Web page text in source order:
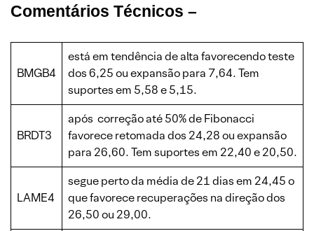
Comentários Técnicos –
BMGB4
está em tendência de alta favorecendo teste
dos 6,25 ou expansão para 7,64. Tem
suportes em 5,58 e 5,15.
BRDT3
após correção até 50% de Fibonacci
favorece retomada dos 24,28 ou expansão
para 26,60. Tem suportes em 22,40 e 20,50.
LAME4
segue perto da média de 21 dias em 24,45 o
que favorece recuperações na direção dos
26,50 ou 29,00.